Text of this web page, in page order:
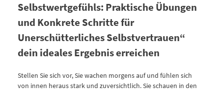
Selbstwertgefühls: Praktische Übungen
und Konkrete Schritte für
Unerschütterliches Selbstvertrauen“
dein ideales Ergebnis erreichen
Stellen Sie sich vor, Sie wachen morgens auf und fühlen sich
von innen heraus stark und zuversichtlich. Sie schauen in den